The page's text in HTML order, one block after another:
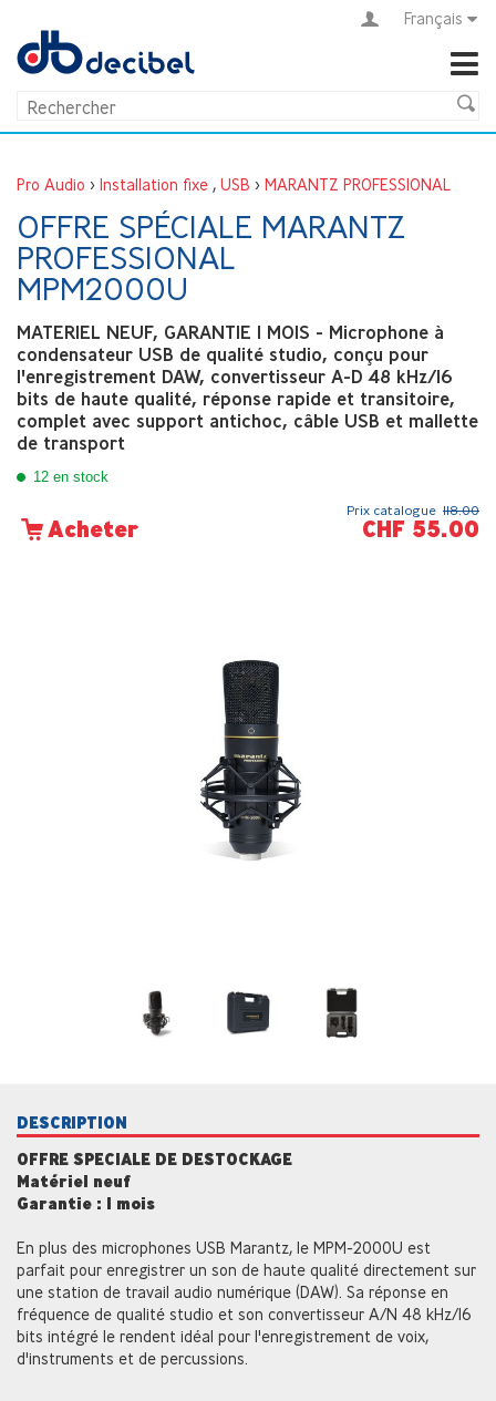
Français
Pro Audio > Installation fixe , USB > MARANTZ PROFESSIONAL
OFFRE SPÉCIALE MARANTZ
PROFESSIONAL
MPM2000U
MATERIEL NEUF, GARANTIE 1 MOIS - Microphone à
condensateur USB de qualité studio, conçu pour
l'enregistrement DAW, convertisseur A-D 48 kHz/16
bits de haute qualité, réponse rapide et transitoire,
complet avec support antichoc, câble USB et mallette
de transport
12 en stock
Acheter
Prix catalogue 118.00
CHF 55.00
DESCRIPTION
OFFRE SPECIALE DE DESTOCKAGE
Matériel neuf
Garantie : 1 mois
En plus des microphones USB Marantz, le MPM-2000U est
parfait pour enregistrer un son de haute qualité directement sur
une station de travail audio numérique (DAW). Sa réponse en
fréquence de qualité studio et son convertisseur A/N 48 kHz/16
bits intégré le rendent idéal pour l'enregistrement de voix,
d'instruments et de percussions.